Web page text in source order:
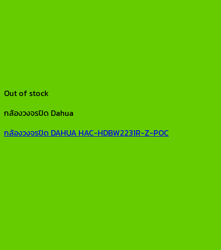
Out of stock
กล้องวงจรปิด Dahua
กล้องวงจรปิด DAHUA HAC-HDBW2231R-Z-POC